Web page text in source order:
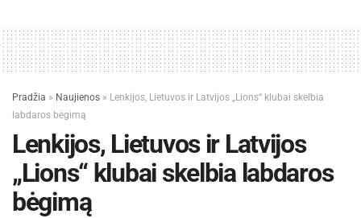
Pradžia » Naujienos » Lenkijos, Lietuvos ir Latvijos „Lions“ klubai skelbia
labdaros bėgimą
Lenkijos, Lietuvos ir Latvijos
„Lions“ klubai skelbia labdaros
bėgimą